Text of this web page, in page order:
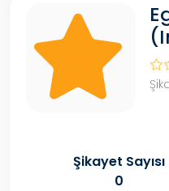
Şikayet Sayısı
0